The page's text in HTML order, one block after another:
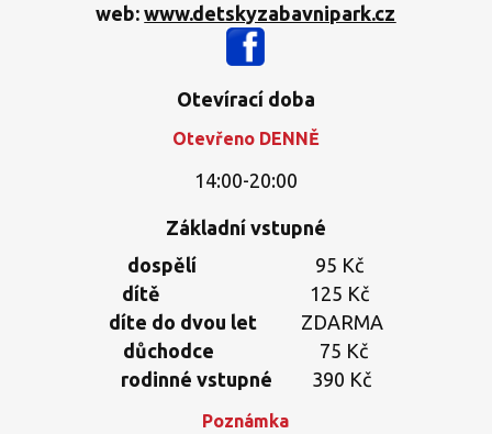
web:www.detskyzabavnipark.cz
Otevírací doba
Otevřeno DENNĚ
14:00-20:00
Základní vstupné
dospělí
95 Kč
dítě
125 Kč
díte do dvou let
ZDARMA
důchodce 75 Kč
rodinné vstupné 390 Kč
Poznámka